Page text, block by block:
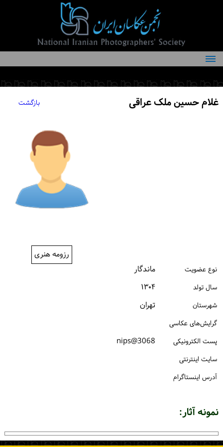
درباره انجمن
کمیته‌های انجمن
اعضاء انجمن
غلام حسین ملک عراقی بازگشت
رزومه هنری
نوع عضویت ماندگار
سال تولد ۱۳۰۴
شهرستان تهران
گرایش‌های عکاسی
پست الكترونیكی
3068@nips
سایت اینترنتی
آدرس اینستاگرام
نمونه آثار: